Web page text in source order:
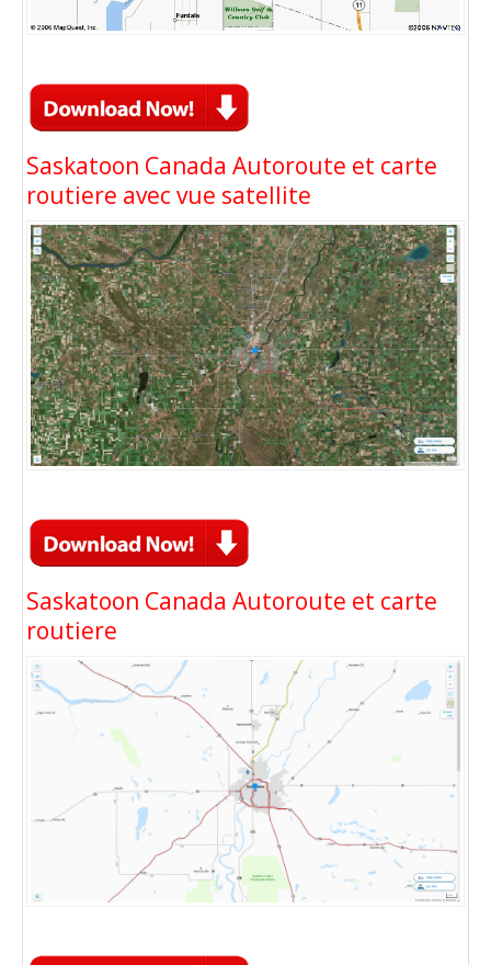
Saskatoon Canada Autoroute et carte
routiere avec vue satellite
Saskatoon Canada Autoroute et carte
routiere